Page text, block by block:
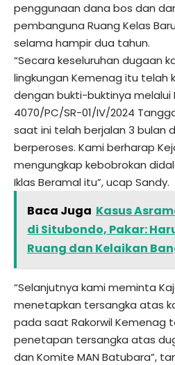
penggunaan dana bos dan
pembanguna Ruang Kelas
selama hampir dua tahun.
“Secara keseluruhan dugaan
lingkungan Kemenag itu telah
dengan bukti-buktinya melalui
4070/PC/SR-01/IV/2024
saat ini telah berjalan 3 bulan
berperoses. Kami berharap
mengungkap kebobrokan
Iklas Beramal itu”, ucap Sandy.
Baca Juga Kasus
di Situbondo, Pakar:
Ruang dan Kelaikan
“Selanjutnya kami meminta
menetapkan tersangka atas
pada saat Rakorwil Kemenag
penetapan tersangka atas
dan Komite MAN Batubara”,